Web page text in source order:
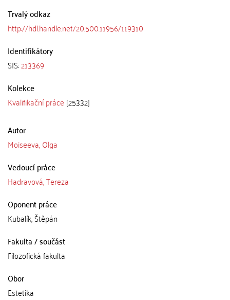
Trvalý odkaz
http://hdl.handle.net/20.500.11956/119310
Identifikátory
SIS:213369
Kolekce
Kvalifikační práce [25332]
Autor
Moiseeva, Olga
Vedoucí práce
Hadravová, Tereza
Oponent práce
Kubalík, Štěpán
Fakulta / součást
Filozofická fakulta
Obor
Estetika